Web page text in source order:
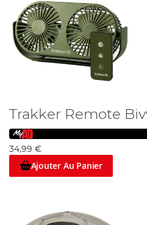
Trakker Remote
34,99 €
Ajouter Au Panier